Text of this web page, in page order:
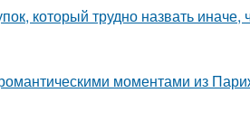
который трудно назвать иначе,
моментами из